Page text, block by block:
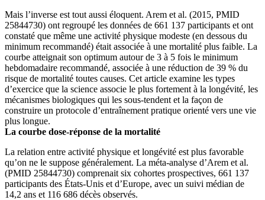
Mais l’inverse est tout aussi éloquent. Arem et al. (2015, PMID
25844730) ont regroupé les données de 661 137 participants et ont
constaté que même une activité physique modeste (en dessous du
minimum recommandé) était associée à une mortalité plus faible. La
courbe atteignait son optimum autour de 3 à 5 fois le minimum
hebdomadaire recommandé, associée à une réduction de 39 % du
risque de mortalité toutes causes. Cet article examine les types
d’exercice que la science associe le plus fortement à la longévité, les
mécanismes biologiques qui les sous-tendent et la façon de
construire un protocole d’entraînement pratique orienté vers une vie
plus longue.
La courbe dose-réponse de la mortalité
La relation entre activité physique et longévité est plus favorable
qu’on ne le suppose généralement. La méta-analyse d’Arem et al.
(PMID 25844730) comprenait six cohortes prospectives, 661 137
participants des États-Unis et d’Europe, avec un suivi médian de
14,2 ans et 116 686 décès observés.